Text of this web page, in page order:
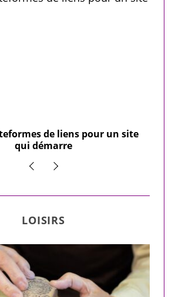
de liens pour un site
qui démarre
LOISIRS